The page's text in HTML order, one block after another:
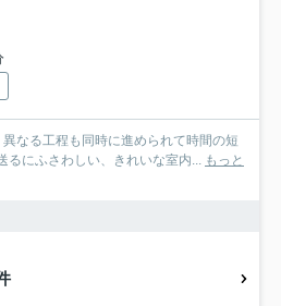
なる工程も同時に進められて時間の短
るにふさわしい、きれいな室内... もっと